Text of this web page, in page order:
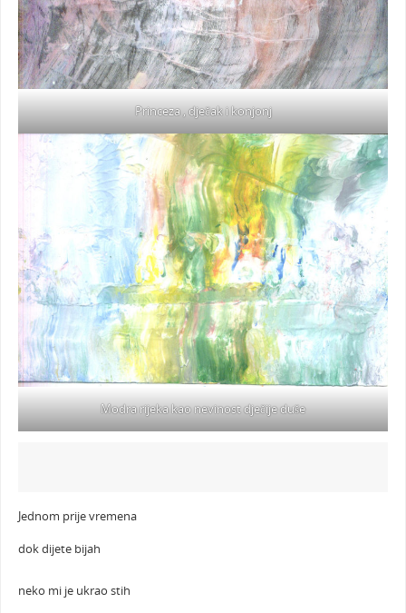
Princeza , dječak i konjonj
Modra rijeka kao nevinost dječije duše
Jednom prije vremena
dok dijete bijah
neko mi je ukrao stih